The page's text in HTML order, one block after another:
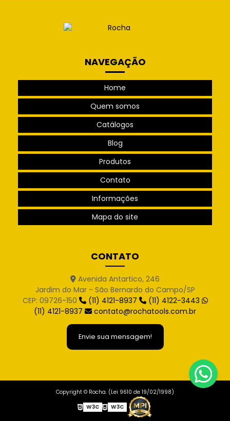
NAVEGAÇÃO
Home
Quem somos
Catálogos
Blog
Produtos
Contato
Informações
Mapa do site
CONTATO
Avenida Antartico, 246
Jardim do Mar - São Bernardo do Campo/SP
CEP: 09726-150
(11) 4121-8937
(11) 4122-3443
(11) 4121-8937
contato@rochatools.com.br
Envie sua mensagem!
Copyright © Rocha. (Lei 9610 de 19/02/1998)
W3C
W3C